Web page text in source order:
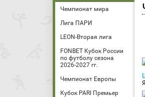
Чемпионат мира
Лига ПАРИ
LEON-Вторая лига
FONBET Кубок России
по футболу сезона
2026-2027 гг.
Чемпионат Европы
Кубок PARI Премьер